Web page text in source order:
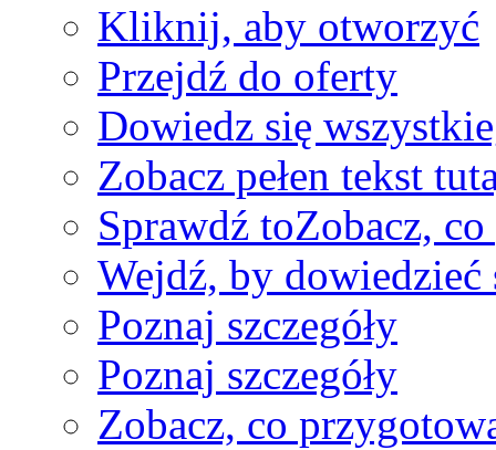
Kliknij, aby otworzyć
Przejdź do oferty
Dowiedz się
Zobacz pełen tekst
Sprawdź toZobacz,
Wejdź, by dowiedzieć
Poznaj szczegóły
Poznaj szczegóły
Zobacz, co